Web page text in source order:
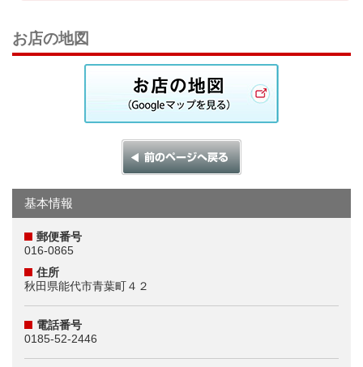
お店の地図
基本情報
郵便番号
016-0865
住所
秋田県能代市青葉町４２
電話番号
0185-52-2446